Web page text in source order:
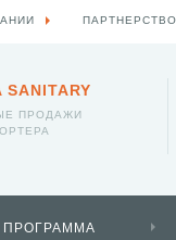
SANITARY
ПРОДАЖИ
ПАРТНЕРСТВО